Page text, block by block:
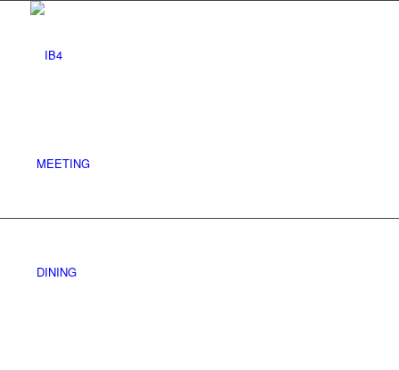
MEETING
DINING